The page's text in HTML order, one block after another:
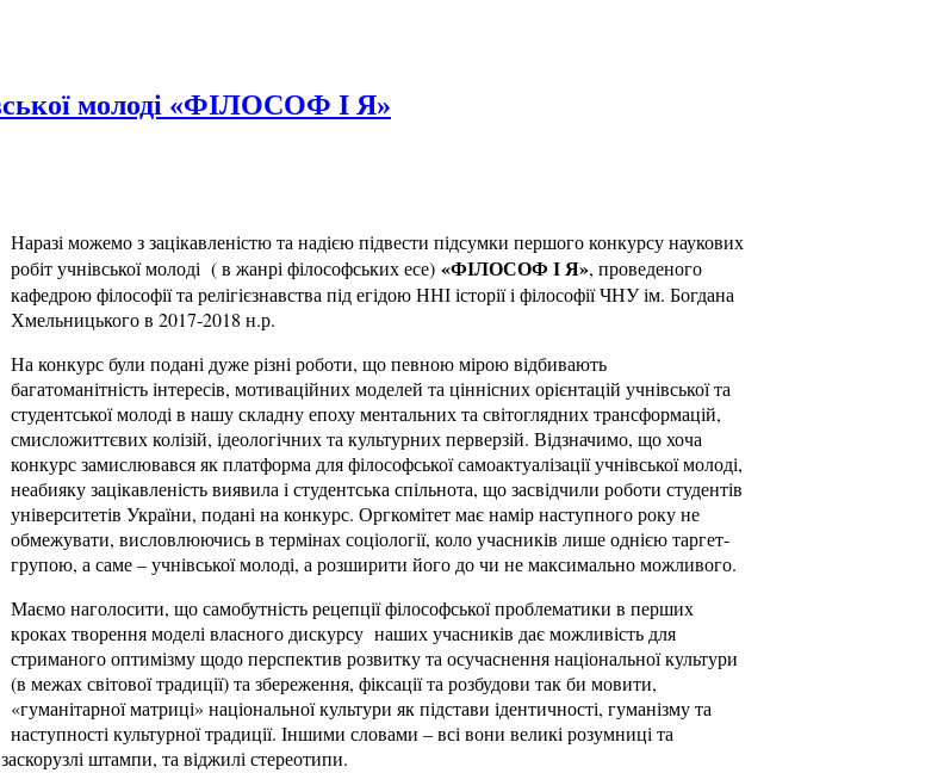
молоді «ФІЛОСОФ І Я»
Наразі можемо з зацікавленістю та надією підвести підсумки першого конкурсу наукових
робіт учнівської молоді ( в жанрі філософських есе) «ФІЛОСОФ І Я», проведеного
кафедрою філософії та релігієзнавства під егідою ННІ історії і філософії ЧНУ ім. Богдана
Хмельницького в 2017-2018 н.р.
На конкурс були подані дуже різні роботи, що певною мірою відбивають
багатоманітність інтересів, мотиваційних моделей та ціннісних орієнтацій учнівської та
студентської молоді в нашу складну епоху ментальних та світоглядних трансформацій,
смисложиттєвих колізій, ідеологічних та культурних перверзій. Відзначимо, що хоча
конкурс замислювався як платформа для філософської самоактуалізації учнівської молоді,
неабияку зацікавленість виявила і студентська спільнота, що засвідчили роботи студентів
університетів України, подані на конкурс. Оргкомітет має намір наступного року не
обмежувати, висловлюючись в термінах соціології, коло учасників лише однією таргет-
групою, а саме – учнівської молоді, а розширити його до чи не максимально можливого.
Маємо наголосити, що самобутність рецепції філософської проблематики в перших
кроках творення моделі власного дискурсу наших учасників дає можливість для
стриманого оптимізму щодо перспектив розвитку та осучаснення національної культури
(в межах світової традиції) та збереження, фіксації та розбудови так би мовити,
«гуманітарної матриці» національної культури як підстави ідентичності, гуманізму та
наступності культурної традиції. Іншими словами – всі вони великі розумниці та
штампи, та віджилі стереотипи.